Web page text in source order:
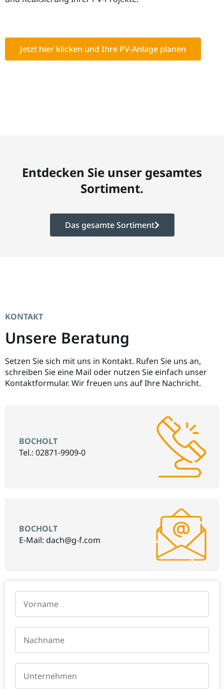
Jetzt hier klicken und Ihre PV-Anlage planen
Entdecken Sie unser gesamtes
Sortiment.
Das gesamte Sortiment
KONTAKT
Unsere Beratung
Setzen Sie sich mit uns in Kontakt. Rufen Sie uns an,
schreiben Sie eine Mail oder nutzen Sie einfach unser
Kontaktformular. Wir freuen uns auf Ihre Nachricht.
BOCHOLT
Tel.: 02871-9909-0
BOCHOLT
E-Mail: dach@g-f.com